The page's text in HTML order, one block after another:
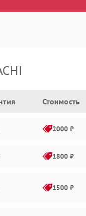
Стоимость
2000 ₽
1800 ₽
1500 ₽